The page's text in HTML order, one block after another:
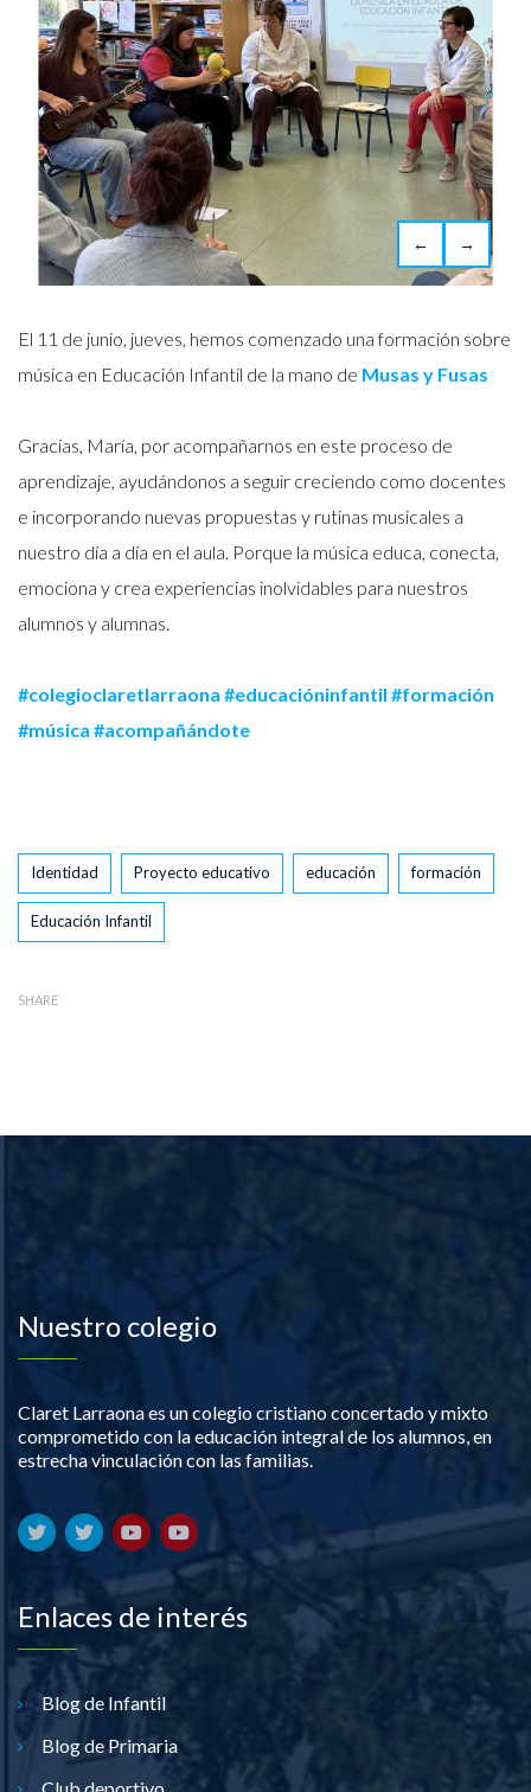
← →
El 11 de junio, jueves, hemos comenzado una formación sobre
música en Educación Infantil de la mano de Musas y Fusas
Gracias, María, por acompañarnos en este proceso de
aprendizaje, ayudándonos a seguir creciendo como docentes
e incorporando nuevas propuestas y rutinas musicales a
nuestro día a día en el aula. Porque la música educa, conecta,
emociona y crea experiencias inolvidables para nuestros
alumnos y alumnas.
#colegioclaretlarraona #educacióninfantil #formación
#música #acompañándote
Tags
Identidad Proyecto educativo educación formación
Educación Infantil
SHARE
Nuestro colegio
Claret Larraona es un colegio cristiano concertado y mixto
comprometido con la educación integral de los alumnos, en
estrecha vinculación con las familias.
Enlaces de interés
Blog de Infantil
Blog de Primaria